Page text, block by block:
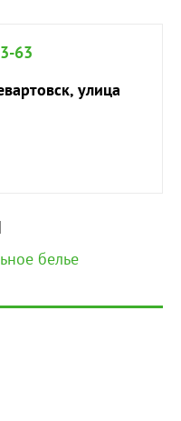
63
улица
белье